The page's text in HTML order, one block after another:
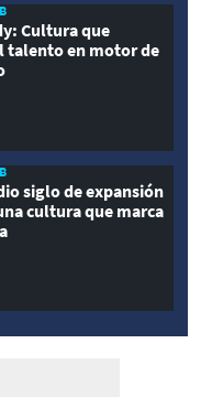
Cultura que
talento en motor de
siglo de expansión
cultura que marca